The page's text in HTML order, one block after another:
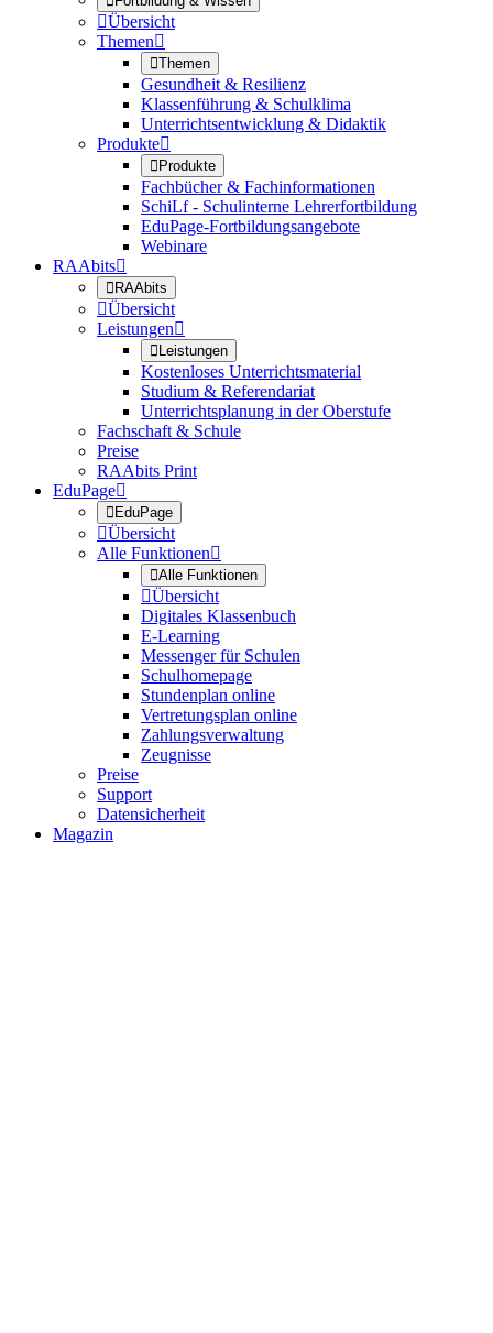
Übersicht
Themen
Themen
Gesundheit & Resilienz
Klassenführung & Schulklima
Unterrichtsentwicklung & Didaktik
Produkte
Produkte
Fachbücher & Fachinformationen
SchiLf - Schulinterne Lehrerfortbildung
EduPage-Fortbildungsangebote
Webinare
RAAbits
RAAbits
Übersicht
Leistungen
Leistungen
Kostenloses Unterrichtsmaterial
Studium & Referendariat
Unterrichtsplanung in der Oberstufe
Fachschaft & Schule
Preise
RAAbits Print
EduPage
EduPage
Übersicht
Alle Funktionen
Alle Funktionen
Übersicht
Digitales Klassenbuch
E-Learning
Messenger für Schulen
Schulhomepage
Stundenplan online
Vertretungsplan online
Zahlungsverwaltung
Zeugnisse
Preise
Support
Datensicherheit
Magazin